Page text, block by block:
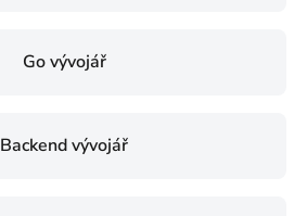
Go vývojář
Backend vývojář